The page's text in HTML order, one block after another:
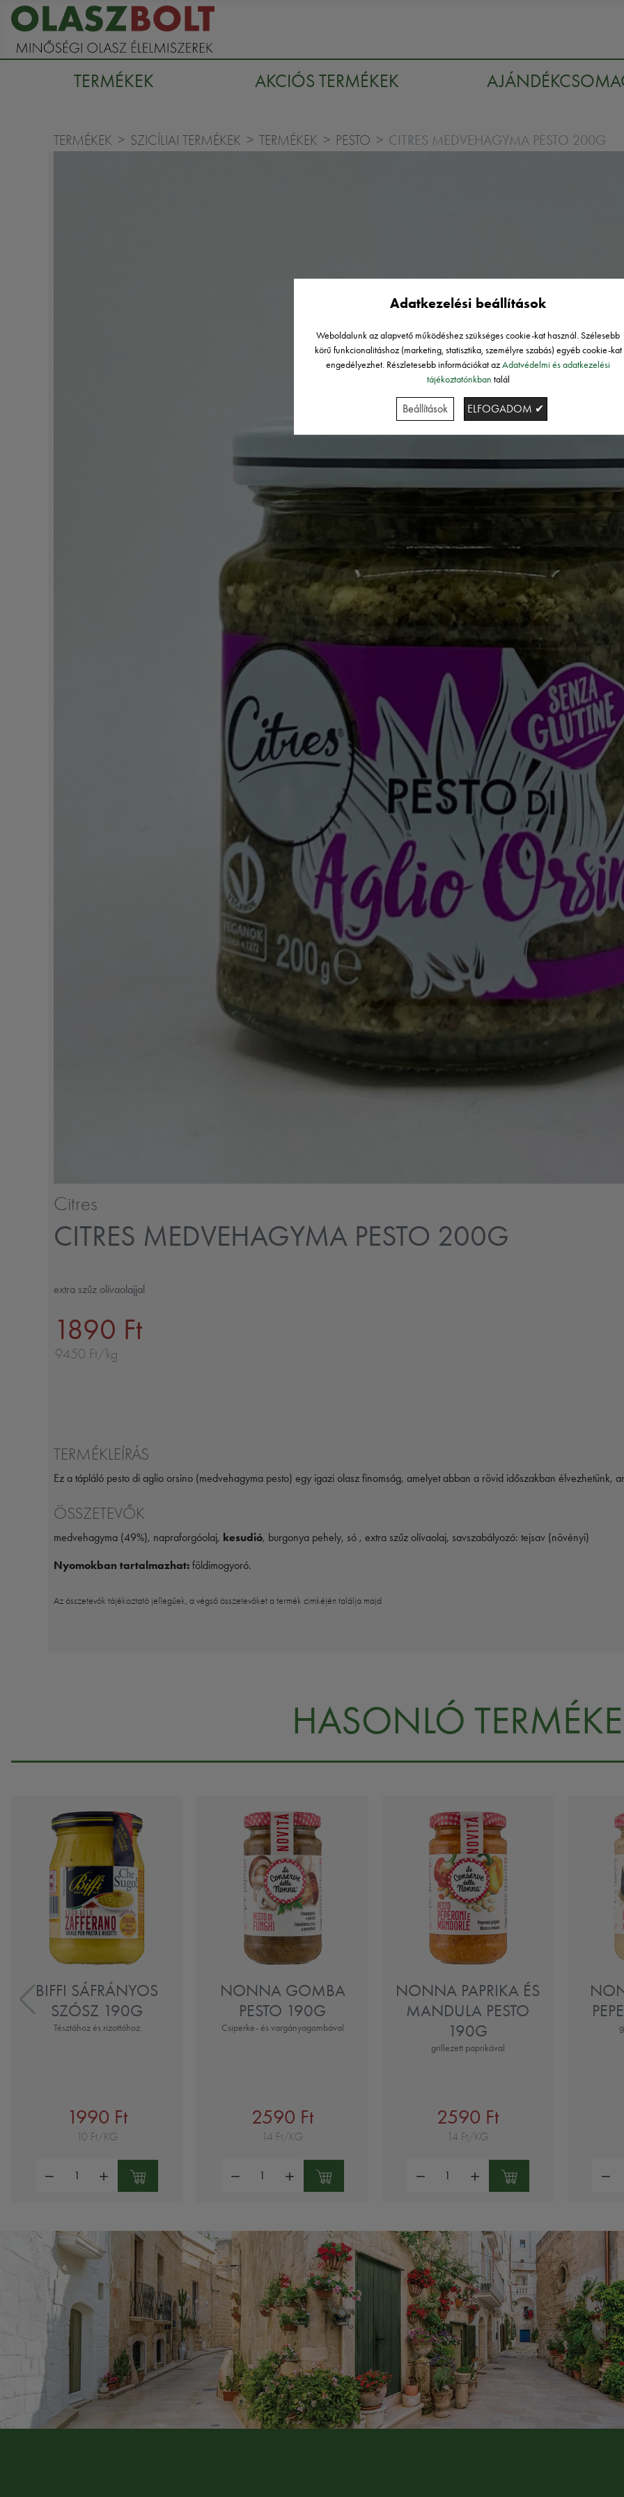
TERMÉKEK AKCIÓS TERMÉKEK
TERMÉKEK SZICÍLIAI TERMÉKEK TERMÉKEK PESTO CITRES MEDVEHAGYMA PESTO 200G
Citres
CITRES MEDVEHAGYMA PESTO 200G
extra szűz olívaolajjal
1890 Ft
9450 Ft/kg
TERMÉKLEÍRÁS
Ez a tápláló pesto di aglio orsino (medvehagyma pesto) egy igazi olasz finomság, amelyet abban a rövid időszakban élvezhetünk,
ÖSSZETEVŐK
medvehagyma (49%), napraforgóolaj, kesudió, burgonya pehely, só , extra szűz olívaolaj, savszabályozó: tejsav (növényi)
Nyomokban tartalmazhat: földimogyoró.
Az összetevők tájékoztató jellegűek, a végső összetevőket a termék cimkéjén találja majd
HASONLÓ
BIFFI SÁFRÁNYOS
SZÓSZ 190G
Tésztához és rizottóhoz
1990 Ft
10 Ft/KG
NONNA GOMBA
PESTO 190G
Csiperke- és vargányagombával
2590 Ft
14 Ft/KG
NONNA PAPRIKA ÉS
MANDULA PESTO
190G
grillezett paprikával
2590 Ft
14 Ft/KG
Adatkezelési beállítások
Weboldalunk az alapvető működéshez szükséges cookie-kat használ. Szélesebb
körű funkcionalitáshoz (marketing, statisztika, személyre szabás) egyéb cookie-kat
engedélyezhet. Részletesebb információkat azAdatvédelmi és adatkezelési
tájékoztatónkban talál
Beállítások ELFOGADOM ✔